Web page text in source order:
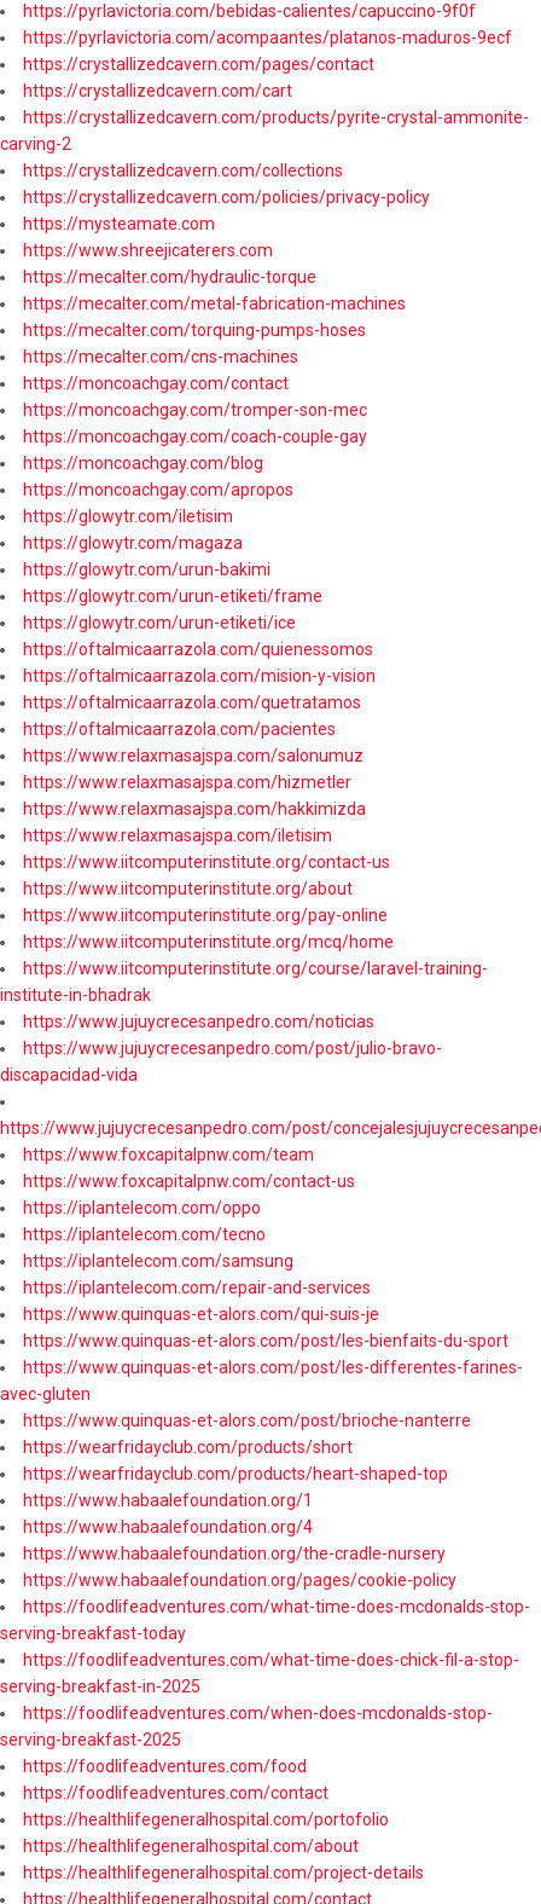
https://pyrlavictoria.com/bebidas-calientes/capuccino-9f0f
https://pyrlavictoria.com/acompaantes/platanos-maduros-9ecf
https://crystallizedcavern.com/pages/contact
https://crystallizedcavern.com/cart
https://crystallizedcavern.com/products/pyrite-crystal-ammonite-
carving-2
https://crystallizedcavern.com/collections
https://crystallizedcavern.com/policies/privacy-policy
https://mysteamate.com
https://www.shreejicaterers.com
https://mecalter.com/hydraulic-torque
https://mecalter.com/metal-fabrication-machines
https://mecalter.com/torquing-pumps-hoses
https://mecalter.com/cns-machines
https://moncoachgay.com/contact
https://moncoachgay.com/tromper-son-mec
https://moncoachgay.com/coach-couple-gay
https://moncoachgay.com/blog
https://moncoachgay.com/apropos
https://glowytr.com/iletisim
https://glowytr.com/magaza
https://glowytr.com/urun-bakimi
https://glowytr.com/urun-etiketi/frame
https://glowytr.com/urun-etiketi/ice
https://oftalmicaarrazola.com/quienessomos
https://oftalmicaarrazola.com/mision-y-vision
https://oftalmicaarrazola.com/quetratamos
https://oftalmicaarrazola.com/pacientes
https://www.relaxmasajspa.com/salonumuz
https://www.relaxmasajspa.com/hizmetler
https://www.relaxmasajspa.com/hakkimizda
https://www.relaxmasajspa.com/iletisim
https://www.iitcomputerinstitute.org/contact-us
https://www.iitcomputerinstitute.org/about
https://www.iitcomputerinstitute.org/pay-online
https://www.iitcomputerinstitute.org/mcq/home
https://www.iitcomputerinstitute.org/course/laravel-training-
institute-in-bhadrak
https://www.jujuycrecesanpedro.com/noticias
https://www.jujuycrecesanpedro.com/post/julio-bravo-
discapacidad-vida
https://www.jujuycrecesanpedro.com/post/
https://www.foxcapitalpnw.com/team
https://www.foxcapitalpnw.com/contact-us
https://iplantelecom.com/oppo
https://iplantelecom.com/tecno
https://iplantelecom.com/samsung
https://iplantelecom.com/repair-and-services
https://www.quinquas-et-alors.com/qui-suis-je
https://www.quinquas-et-alors.com/post/les-bienfaits-du-sport
https://www.quinquas-et-alors.com/post/les-differentes-farines-
avec-gluten
https://www.quinquas-et-alors.com/post/brioche-nanterre
https://wearfridayclub.com/products/short
https://wearfridayclub.com/products/heart-shaped-top
https://www.habaalefoundation.org/1
https://www.habaalefoundation.org/4
https://www.habaalefoundation.org/the-cradle-nursery
https://www.habaalefoundation.org/pages/cookie-policy
https://foodlifeadventures.com/what-time-does-mcdonalds-stop-
serving-breakfast-today
https://foodlifeadventures.com/what-time-does-chick-fil-a-stop-
serving-breakfast-in-2025
https://foodlifeadventures.com/when-does-mcdonalds-stop-
serving-breakfast-2025
https://foodlifeadventures.com/food
https://foodlifeadventures.com/contact
https://healthlifegeneralhospital.com/portofolio
https://healthlifegeneralhospital.com/about
https://healthlifegeneralhospital.com/project-details
https://healthlifegeneralhospital.com/contact